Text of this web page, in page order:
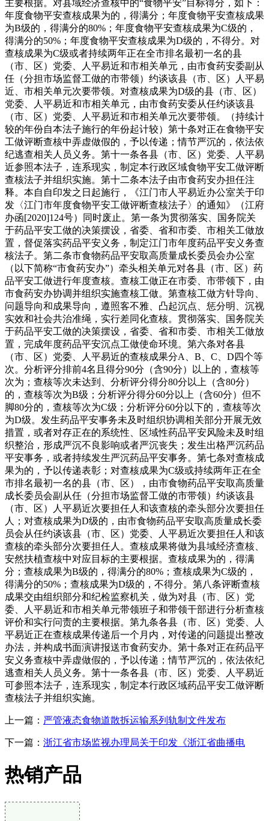
主要根据。对县域经济查核中的“食物平安”目标得分，如下：
年度食物平安查核成果为的，得满分；年度食物平安查核成果
为B级的，得满分的80%；年度食物平安查核成果为C级的，
得满分的50%；年度食物平安查核成果为D级的，不得分。对
查核成果为C级或者持续两年正在全市排名最初一名的县
（市、区）党委、人平易近和市相关单元，由市食药安委副从
任（分担市场监督工做的市带领）约谈该县（市、区）人平易
近、市相关单元次要带领。对查核成果为D级的县（市、区）
党委、人平易近和市相关单元，由市食药安委从任约谈该县
（市、区）党委、人平易近和市相关单元次要带领。（持续计
较的年份自本法子施行的年份起计较）第十条对正在食物平安
工做评断查核中弄虚做假的，予以传递；情节严沉的，依法依
纪逃查相关人员义务。第十一条各县（市、区）党委、人平易
近参照本法子，连系现实，制定本行政区域食物平安工做评断
查核法子并组织实施。第十二条本法子由市食药安办担任注
释。本自自印发之日起施行，《江门市人平易近办公室关于印
发〈江门市年度食物平安工做评断查核法子〉的通知》（江府
办函[2020]124号）同时废止。第一条为贯彻落实、国务院关
于药品平安工做的决策摆设，省委、省和市委、市相关工做放
置，督促落实药品平安义务，制定江门市年度药品平安义务查
核法子。第二条市食物药品平安取高质量成长委员会办公室
（以下简称“市食药安办”）牵头相关单元对各县（市、区）药
品平安工做进行年度查核。查核工做正在市委、市带领下，由
市食药安办协调并组织实施查核工做。第查核工做方针导向、
问题导向和成果导向，遵照客不雅、凸起沉点、惩分明、沉视
实效和社会共治准绳，实行差同化查核。贯彻落实、国务院关
于药品平安工做的决策摆设，省委、省和市委、市相关工做放
置，完成年度药品平安沉点工做使命环境。第六条对各县
（市、区）党委、人平易近的查核成果分A、B、C、D四个等
次。分析评分排前4名且得分90分（含90分）以上的，查核等
次为；查核等次未达到、分析评分得分80分以上（含80分）
的，查核等次为B级；分析评分得分60分以上（含60分）但不
脚80分的，查核等次为C级；分析评分60分以下的，查核等次
为D级。发生药品平安事务未及时组织协调相关部分开展无效
措置，或者对存正在的系统性、区域性药品平安风险未及时组
织整治，形成严沉不良影响或者严沉丧失；发生出格严沉药品
平安事务，或者持续发生严沉药品平安事务。第七条对查核成
果为的，予以传递表彰；对查核成果为C级或持续两年正在全
市排名最初一名的县（市、区），由市食物药品平安取高质量
成长委员会副从任（分担市场监督工做的市带领）约谈该县
（市、区）人平易近次要担任人和该查核的牵头部分次要担任
人；对查核成果为D级的，由市食物药品平安取高质量成长委
员会从任约谈该县（市、区）党委、人平易近次要担任人和该
查核的牵头部分次要担任人。查核成果将做为县域经济查核、
安然扶植查核中对应目标的主要根据。查核成果为的，得满
分；查核成果为B级的，得满分的80%；查核成果为C级的，
得满分的50%；查核成果为D级的，不得分。第八条评断查核
成果交由组织部分和纪检监察机关，做为对县（市、区）党
委、人平易近和市相关单元带领班子和带领干部进行分析查核
评价和实行问责的主要根据。第九条各县（市、区）党委、人
平易近正在查核成果传递后一个月内，对传递的问题提出整改
办法，并构成书面演讲报送市食药安办。第十条对正在药品平
安义务查核中弄虚做假的，予以传递；情节严沉的，依法依纪
逃查相关人员义务。第十一条各县（市、区）党委、人平易近
可参照本法子，连系现实，制定本行政区域药品平安工做评断
查核法子并组织实施。
上一篇： 严管液态食物道散拆运输系列轨制文件发布
下一篇： 浙江省市场监视办理局关于印发《浙江省曲播电
热销产品